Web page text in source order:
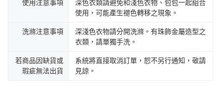
使用注意事項
深色衣類請避免和淺色衣物、包包一起組合
使用，可能產生褪色轉移之現象。
洗滌注意事項
深淺色衣物請分開洗滌。有珠飾金屬造型之
衣類，請單獨手洗。
若商品因缺貨或
瑕疵無法出貨
系統將直接取消訂單，恕不另行通知，敬請
見諒。